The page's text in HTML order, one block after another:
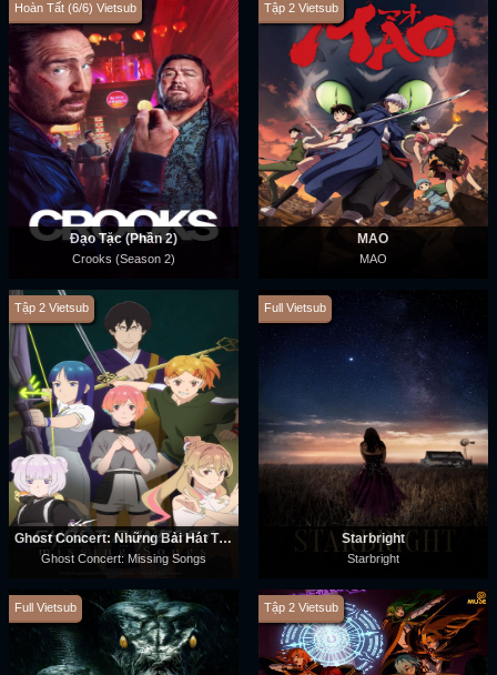
Hoàn Tất (6/6) Vietsub
Đạo Tặc (Phần 2)
Crooks (Season 2)
Tập 2 Vietsub
MAO
MAO
Tập 2 Vietsub
Ghost Concert: Những Bài Hát Thất Lạc
Ghost Concert: Missing Songs
Full Vietsub
Starbright
Starbright
Full Vietsub Tập 2 Vietsub